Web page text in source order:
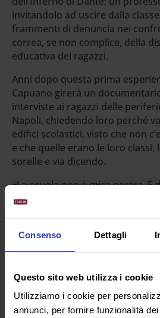
Consenso Dettagli
Questo sito web utilizza i cookie
Utilizziamo i cookie per
annunci, per fornire funzionalità
invitandolo ad uscire dalla
frammenti di denuncia nei
correa, se non complice, della
educativa dei ragazzi.
Anni dopo questa prima
Capuano girerà un
interviste ai ragazzi delle
Napoli, chiedendo loro perché
edifici scolastici, visto che non
e che quelle erano le loro classi,
sorelle e via dicendo.
«La scuola non è mica nostra. È
professori», fu l’unanime coro
bastano le tasse (soprattutto se
diffondere uno spirito
un’aula vuota ma
MONTAGGIO: DALLA A ALLO
La storia della cinematografia